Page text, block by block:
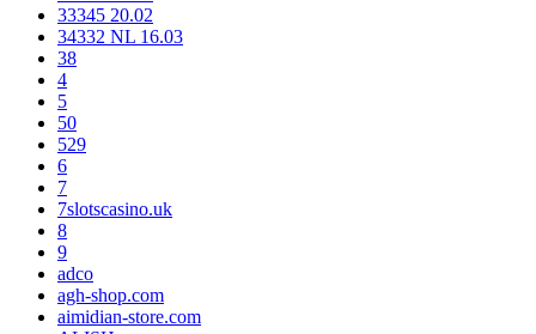
33345 20.02
34332 NL 16.03
38
4
5
50
529
6
7
7slotscasino.uk
8
9
adco
agh-shop.com
aimidian-store.com